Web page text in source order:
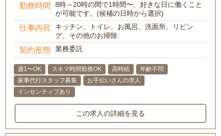
勤務時間
8時～20時の間で1時間〜、好きな日に働くこと
が可能です。(候補の日時から選択)
仕事内容
キッチン、トイレ、お風呂、洗面所、リビン
グ、その他のお掃除
契約形態 業務委託
週1〜OK スキマ時間勤務OK 高時給
年齢不問
家事代行スタッフ募集
お手伝いさんの求人
インセンティブあり
この求人の詳細を見る